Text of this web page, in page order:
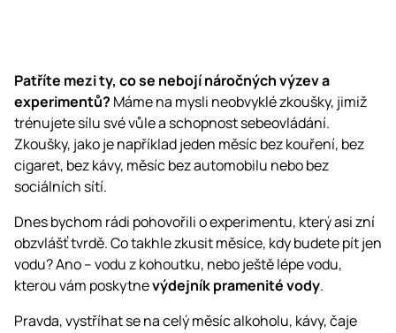
Patříte mezi ty, co se nebojí náročných výzev a
experimentů? Máme na mysli neobvyklé zkoušky, jimiž
trénujete sílu své vůle a schopnost sebeovládání.
Zkoušky, jako je například jeden měsíc bez kouření, bez
cigaret, bez kávy, měsíc bez automobilu nebo bez
sociálních sítí.
Dnes bychom rádi pohovořili o experimentu, který asi zní
obzvlášť tvrdě. Co takhle zkusit měsíce, kdy budete pít jen
vodu? Ano – vodu z kohoutku, nebo ještě lépe vodu,
kterou vám poskytnevýdejník pramenité vody.
Pravda, vystříhat se na celý měsíc alkoholu, kávy, čaje